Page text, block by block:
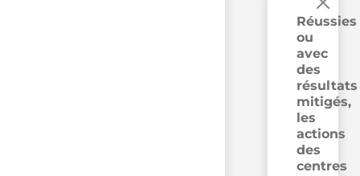
Réussies
ou
avec
des
résultats
mitigés,
les
actions
des
centres
×